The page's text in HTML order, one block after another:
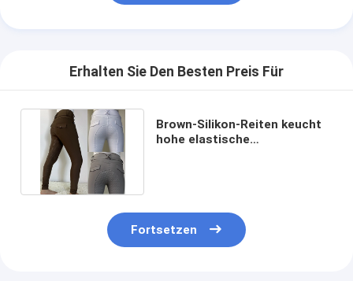
Erhalten Sie Den Besten Preis Für
Brown-Silikon-Reiten keucht
hohe elastische
Fortsetzen